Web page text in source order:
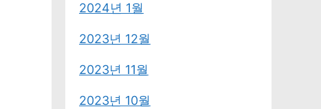
2024년 1월
2023년 12월
2023년 11월
2023년 10월